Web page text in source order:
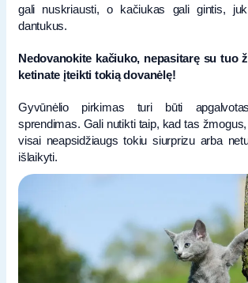
gali nuskriausti, o kačiukas gali gintis,
dantukus.
Nedovanokite kačiuko, nepasitarę su tuo
ketinate įteikti tokią dovanėlę!
Gyvūnėlio pirkimas turi būti
sprendimas. Gali nutikti taip, kad tas
visai neapsidžiaugs tokiu siurprizu arba
išlaikyti.